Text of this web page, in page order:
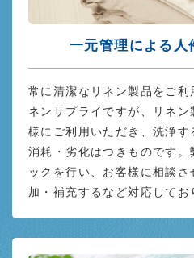
一元管理による人
常に清潔なリネン製品をご利
ネンサプライですが、リネ
様にご利用いただき、洗浄
消耗・劣化はつきものです。
ックを行い、お客様に相談
加・補充するなど対応してお